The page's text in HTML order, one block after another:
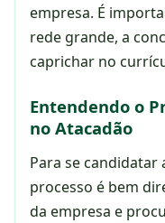
empresa. É
rede grande, a
caprichar no
Entendendo o
no Atacadão
Para se candidatar
processo é bem
da empresa e